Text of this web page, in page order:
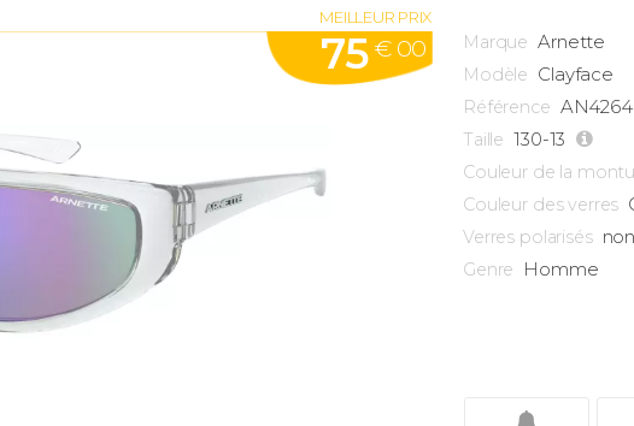
MEILLEUR PRIX
75 € 00 Marque Arnette
Modèle Clayface
Référence AN4264
Taille 130-13
Couleur de la
Couleur des verres
Verres polarisés non
Genre Homme